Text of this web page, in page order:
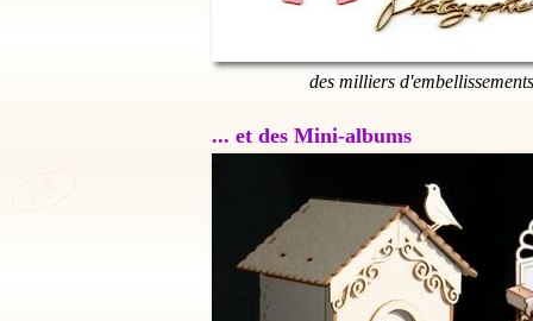
des milliers
... et des Mini-albums